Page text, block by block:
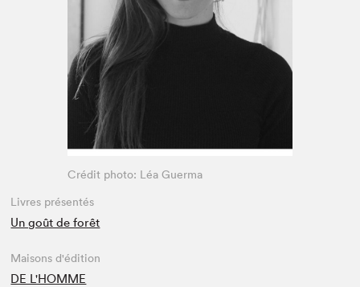
Espace enseignant·e·s
Espace pro
Crédit photo: Léa Guerma
Livres présentés
Un goût de forêt
Maisons d'édition
DE L'HOMME